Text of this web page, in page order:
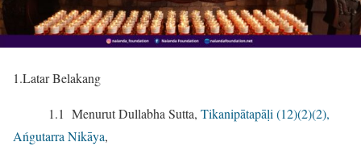
1.Latar Belakang
1.1 Menurut Dullabha Sutta, Tikanipātapāḷi (12)(2)(2),
Ańgutarra Nikāya,